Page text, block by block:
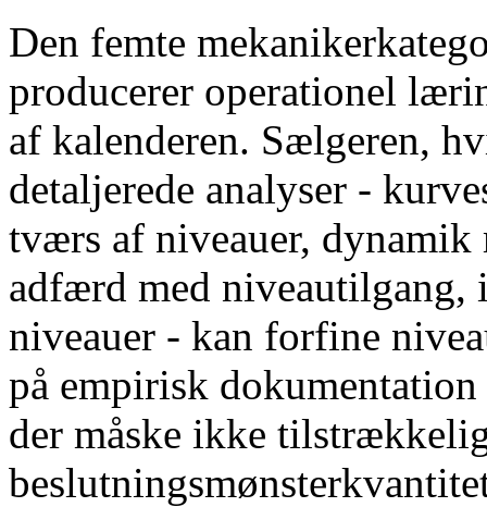
Den femte
producerer operationel
af kalenderen. Sælgeren,
detaljerede analyser -
tværs af niveauer, dynamik
adfærd med niveautilgang,
niveauer - kan forfine
på empirisk
der måske ikke